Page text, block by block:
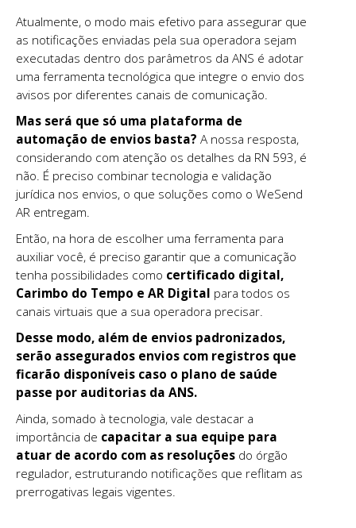
Atualmente, o modo mais efetivo para assegurar que
as notificações enviadas pela sua operadora sejam
executadas dentro dos parâmetros da ANS é adotar
uma ferramenta tecnológica que integre o envio dos
avisos por diferentes canais de comunicação.
Mas será que só uma plataforma de
automação de envios basta? A nossa resposta,
considerando com atenção os detalhes da RN 593, é
não. É preciso combinar tecnologia e validação
jurídica nos envios, o que soluções como o WeSend
AR entregam.
Então, na hora de escolher uma ferramenta para
auxiliar você, é preciso garantir que a comunicação
tenha possibilidades como certificado digital,
Carimbo do Tempo e AR Digital para todos os
canais virtuais que a sua operadora precisar.
Desse modo, além de envios padronizados,
serão assegurados envios com registros que
ficarão disponíveis caso o plano de saúde
passe por auditorias da ANS.
Ainda, somado à tecnologia, vale destacar a
importância de capacitar a sua equipe para
atuar de acordo com as resoluções do órgão
regulador, estruturando notificações que reflitam as
prerrogativas legais vigentes.